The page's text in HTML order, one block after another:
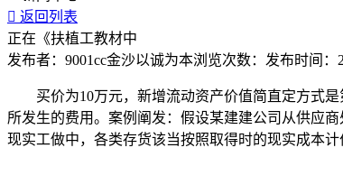
 返回列表
正在《扶植工教材中
发布者： 9001cc金沙以诚为本浏览次数： 发布时间：
买价为10万元，新增流动资产价值简直定方式是
所发生的费用。案例阐发：假设某建建公司从供应
现实工做中，各类存货该当按照取得时的现实成本计